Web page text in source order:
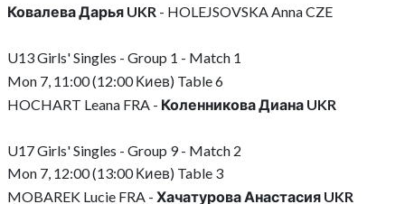
Ковалева Дарья UKR - HOLEJSOVSKA Anna CZE
U13 Girls' Singles - Group 1 - Match 1
Mon 7, 11:00 (12:00 Киев) Table 6
HOCHART Leana FRA - Коленникова Диана UKR
U17 Girls' Singles - Group 9 - Match 2
Mon 7, 12:00 (13:00 Киев) Table 3
MOBAREK Lucie FRA - Хачатурова Анастасия UKR